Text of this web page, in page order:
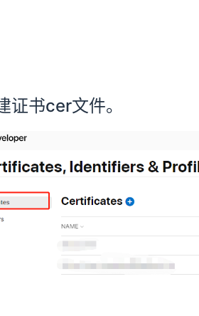
证书cer文件。